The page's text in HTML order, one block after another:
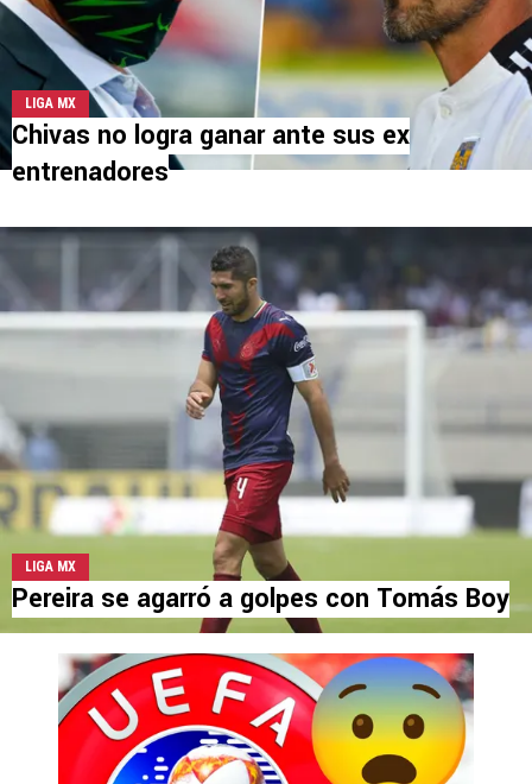
LIGA MX
Chivas no logra ganar ante sus ex
entrenadores
LIGA MX
Pereira se agarró a golpes con Tomás Boy